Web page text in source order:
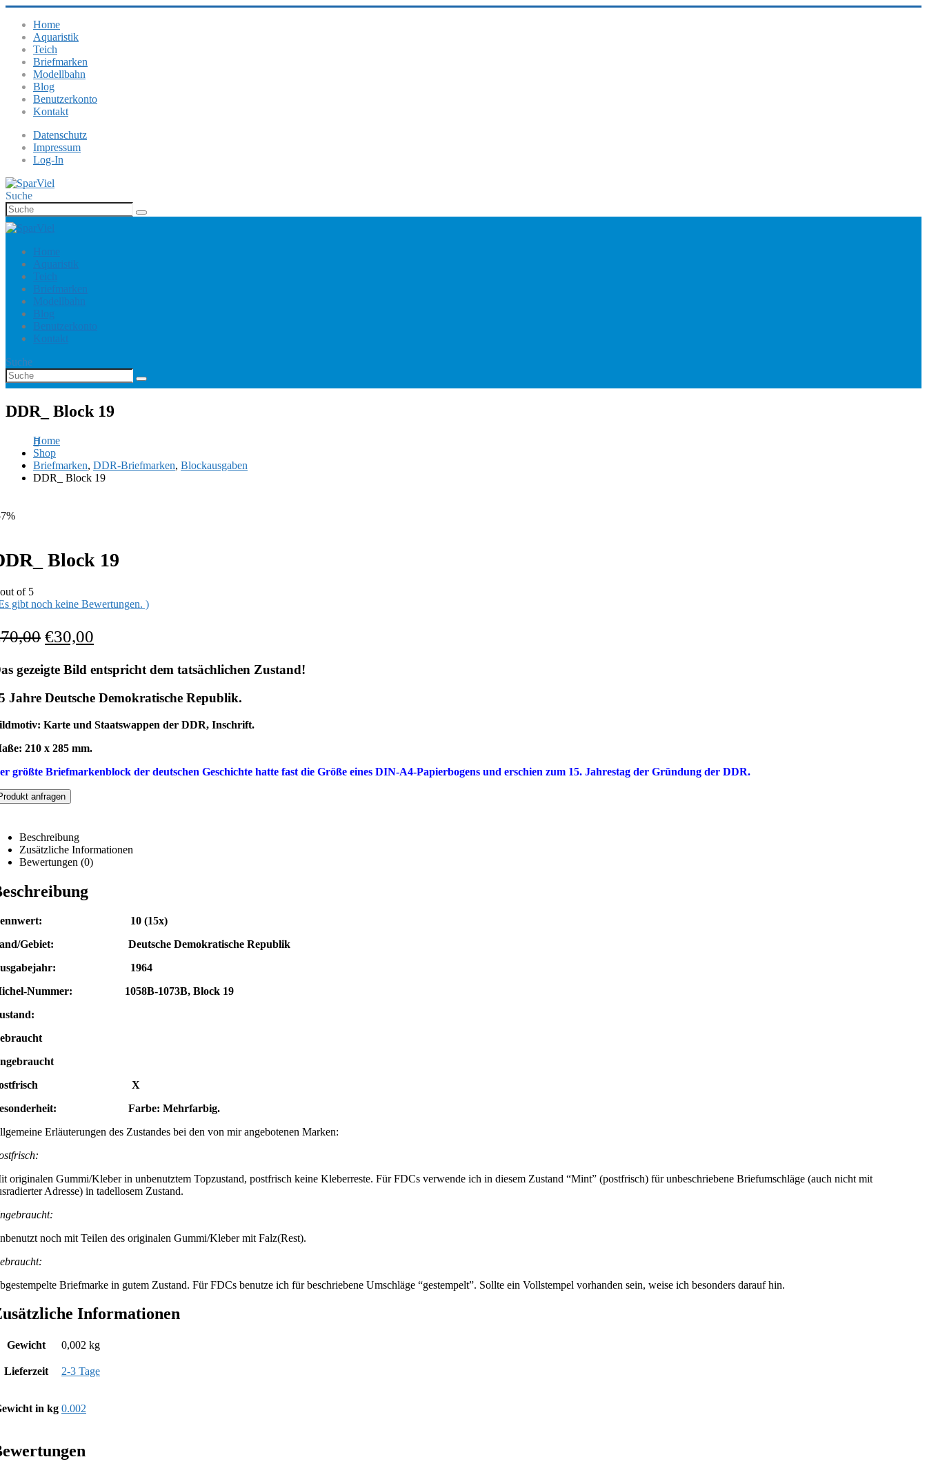
Home
Aquaristik
Teich
Briefmarken
Modellbahn
Blog
Benutzerkonto
Kontakt
Datenschutz
Impressum
Log-In
Suche
Home
Aquaristik
Teich
Briefmarken
Modellbahn
Blog
Benutzerkonto
Kontakt
Suche
DDR_ Block 19
Home
Shop
Briefmarken, DDR-Briefmarken, Blockausgaben
DDR_ Block 19
Block 19
of 5
gibt noch keine Bewertungen. )
70,00 €30,00
gezeigte Bild entspricht dem tatsächlichen Zustand!
Jahre Deutsche Demokratische Republik.
Karte und Staatswappen der DDR, Inschrift.
210 x 285 mm.
größte Briefmarkenblock der deutschen Geschichte hatte fast die Größe eines DIN-A4-Papierbogens und erschien zum 15. Jahrestag der Gründung der DDR.
anfragen
Beschreibung
Zusätzliche Informationen
Bewertungen (0)
10 (15x)
Gebiet: Deutsche Demokratische Republik
1964
Nummer: 1058B-1073B, Block 19
X
Farbe: Mehrfarbig.
Erläuterungen des Zustandes bei den von mir angebotenen Marken:
originalen Gummi/Kleber in unbenutztem Topzustand, postfrisch keine Kleberreste. Für FDCs verwende ich in diesem Zustand “Mint” (postfrisch) für unbeschriebene Briefumschläge (auch nicht mit
Adresse) in tadellosem Zustand.
noch mit Teilen des originalen Gummi/Kleber mit Falz(Rest).
Briefmarke in gutem Zustand. Für FDCs benutze ich für beschriebene Umschläge “gestempelt”. Sollte ein Vollstempel vorhanden sein, weise ich besonders darauf hin.
Informationen
Gewicht 0,002 kg
Lieferzeit 2-3 Tage
in kg 0.002